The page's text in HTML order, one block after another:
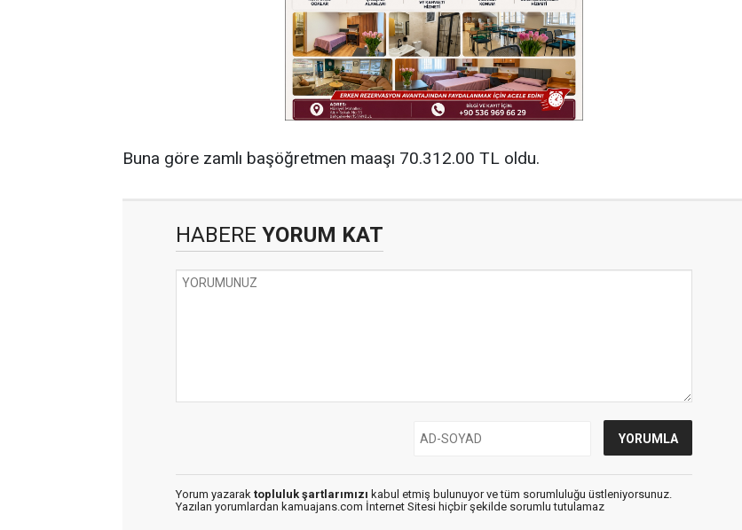
Buna göre zamlı başöğretmen maaşı 70.312.00 TL oldu.
HABERE YORUM KAT
Yorum yazarak topluluk şartlarımızı kabul etmiş bulunuyor ve tüm sorumluluğu üstleniyorsunuz.
Yazılan yorumlardan kamuajans.com İnternet Sitesi hiçbir şekilde sorumlu tutulamaz